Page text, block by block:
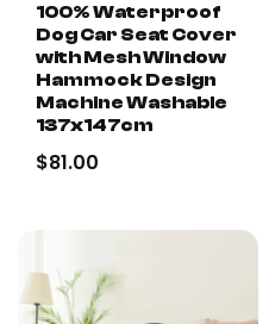
technology ensure a quiet
Cordless convenience
:
100% Waterproof
Dog Car Seat Cover
with Mesh Window
Hammock Design
Machine Washable
137x147cm
$81.00